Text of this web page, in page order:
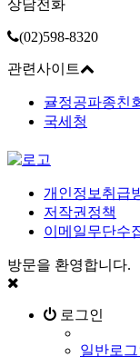
상담전화
(02)598-8320
관련사이트
귤정공파종친
국세청
개인정보취급
저작권정책
이메일무단수
방문을 환영합니다.
로그인
일반로그